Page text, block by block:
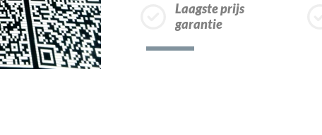
Laagste prijs
garantie